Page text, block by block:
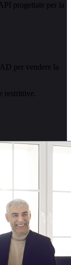
progettate per la
per vendere la